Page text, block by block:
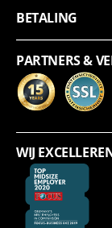
BETALING
PARTNERS &
WIJ